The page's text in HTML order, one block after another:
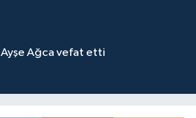
Ayşe Ağca vefat etti